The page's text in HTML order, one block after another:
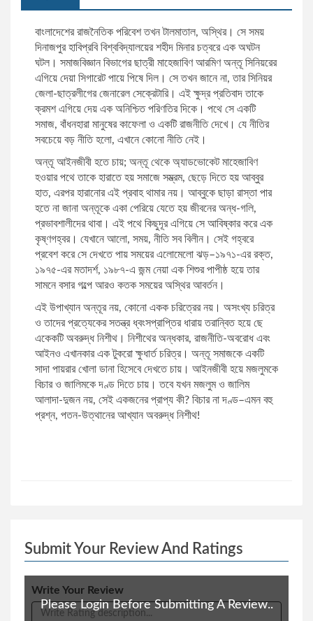
মনোয়ারুল ইসলাম
শামসুজ্জামান শামস
ড. মো. আনোয়ারুল ইসলাম
মো. মোরশেদুল আলম
সেলিনা হোসেন
সৈয়দ আনোয়ার হোসেন
সাইমন জাকারিয়া
ড. জিতেন্দ্র লাল বড়ুয়া
মিশেল ওবামা
রেশমী রফিক
বলাইচাঁদ মুখোপাধ্যায়
আরাফাত শাহরিয়ার
ফ্লোরা সরকার
স্বাস্থ্যবিধি ও পরামর্শ
কম্পিউটার প্রোগ্রামিং
অনুবাদ: জীবনী, স্মৃতিচারণ ও সাক্ষাৎকার
বিজ্ঞানী
রহস্য ও গোয়েন্দা উপন্যাস
অতিপ্রাকৃত ও ভৌতিক
বাংলা কবিতা
ভৌতিক উপন্যাস
প্যারাসাইকোলজিকাল উপন্যাস
অতিপ্রাকৃত ও ভৌতিক উপন্যাস
চিরায়ত গল্প
বাংলাদেশের রাজনৈতিক পরিবেশ তখন টালমাতাল, অস্থির। সে সময়
দিনাজপুর হাবিপ্রবি বিশ্ববিদ্যালয়ের শহীদ মিনার চত্বরে এক অঘটন
ঘটল। সমাজবিজ্ঞান বিভাগের ছাত্রী মাহেজাবিণ আরমিণ অন্তূ সিনিয়রের
এগিয়ে দেয়া সিগারেট পায়ে পিষে দিল। সে তখন জানে না, তার সিনিয়র
জেলা-ছাত্রলীগের জেনারেল সেক্রেটারি। এই ক্ষুদ্র প্রতিবাদ তাকে
ক্রমশ এগিয়ে দেয় এক অনিশ্চিত পরিণতির দিকে। পথে সে একটি
সমাজ, বাঁধনহারা মানুষের কাফেলা ও একটি রাজনীতি দেখে। যে নীতির
সবচেয়ে বড় নীতি হলো, এখানে কোনো নীতি নেই।
অন্তূ আইনজীবী হতে চায়; অন্তূ থেকে অ্যাডভোকেট মাহেজাবিণ
হওয়ার পথে তাকে হারাতে হয় সমাজে সম্ভ্রম, ছেড়ে দিতে হয় আব্বুর
হাত, এরপর হারানোর এই প্রবাহ থামার নয়। আব্বুকে ছাড়া রাস্তা পার
হতে না জানা অন্তূকে একা পেরিয়ে যেতে হয় জীবনের অন্ধ-গলি,
প্রভাবশালীদের থাবা। এই পথে কিছুদূর এগিয়ে সে আবিষ্কার করে এক
কৃষ্ণগহ্বর। যেখানে আলো, সময়, নীতি সব বিলীন। সেই গহ্বরে
প্রবেশ করে সে দেখতে পায় সময়ের এলোমেলো ঝড়–১৯৭১-এর রক্ত,
১৯৭৫-এর মতাদর্শ, ১৯৮৭-এ জন্ম নেয়া এক শিশুর পাপীষ্ঠ হয়ে তার
সামনে বসার গল্পে আরও কতক সময়ের অস্থির আবর্তন।
এই উপাখ্যান অন্তূর নয়, কোনো একক চরিত্রের নয়। অসংখ্য চরিত্র
ও তাদের প্রত্যেকের সতন্ত্র ধ্বংসপ্রাপ্তির ধারায় তরান্বিত হয়ে ছে
একেকটি অবরুদ্ধ নিশীথ। নিশীথের অন্ধকার, রাজনীতি-অবরোধ এবং
আইনও এখানকার এক টুকরো ক্ষুধার্ত চরিত্র। অন্তূ সমাজকে একটি
সাদা পায়রার খোলা ডানা হিসেবে দেখতে চায়। আইনজীবী হয়ে মজলুমকে
বিচার ও জালিমকে দণ্ড দিতে চায়। তবে যখন মজলুম ও জালিম
আলাদা-দুজন নয়, সেই একজনের প্রাপ্য কী? বিচার না দণ্ড–এমন বহু
প্রশ্ন, পতন-উত্থানের আখ্যান অবরুদ্ধ নিশীথ!
Submit Your Review And Ratings
Write Your Review
Please Login Before Submitting A Review..